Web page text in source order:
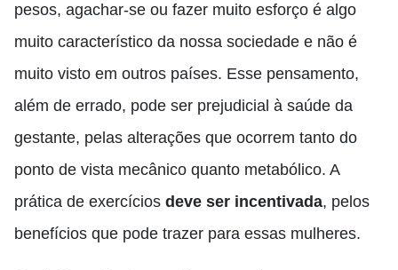
pesos, agachar-se ou fazer muito esforço é algo
muito característico da nossa sociedade e não é
muito visto em outros países. Esse pensamento,
além de errado, pode ser prejudicial à saúde da
gestante, pelas alterações que ocorrem tanto do
ponto de vista mecânico quanto metabólico. A
prática de exercícios deve ser incentivada, pelos
benefícios que pode trazer para essas mulheres.